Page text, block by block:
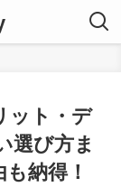
ット・デ
選び方ま
納得！